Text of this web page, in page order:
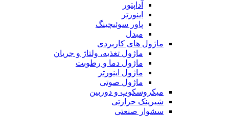
آداپتور
اینورتر
پاور سوئیچینگ
مبدل
ماژول های کاربردی
ماژول تغذیه، ولتاژ و جریان
ماژول دما و رطوبت
ماژول اینورتر
ماژول صوتی
میکروسکوپ و دوربین
شیرینک حرارتی
سشوار صنعتی